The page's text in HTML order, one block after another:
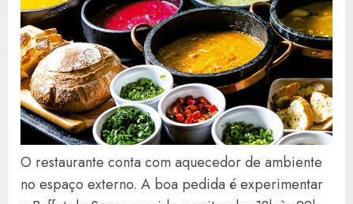
O restaurante conta com aquecedor de ambiente
no espaço externo. A boa pedida é experimentar